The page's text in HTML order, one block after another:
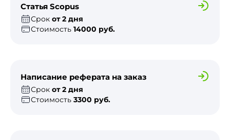
Статья Scopus
Срок от 2 дня
Стоимость 14000 руб.
Написание реферата на заказ
Срок от 2 дня
Стоимость 3300 руб.